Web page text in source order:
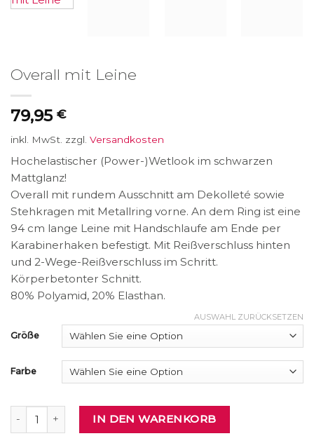
Overall mit Leine
79,95 €
inkl. MwSt. zzgl. Versandkosten
Hochelastischer (Power-)Wetlook im schwarzen
Mattglanz!
Overall mit rundem Ausschnitt am Dekolleté sowie
Stehkragen mit Metallring vorne. An dem Ring ist eine
94 cm lange Leine mit Handschlaufe am Ende per
Karabinerhaken befestigt. Mit Reißverschluss hinten
und 2-Wege-Reißverschluss im Schritt.
Körperbetonter Schnitt.
80% Polyamid, 20% Elasthan.
Größe
Farbe
AUSWAHL ZURÜCKSETZEN
Overall mit Leine MengeIN DEN WARENKORB